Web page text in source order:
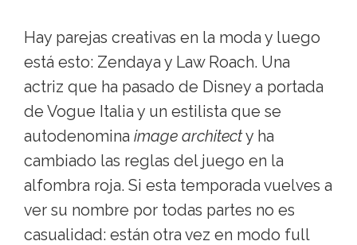
Hay parejas creativas en la moda y luego
está esto: Zendaya y Law Roach. Una
actriz que ha pasado de Disney a portada
de Vogue Italia y un estilista que se
autodenomina image architecty ha
cambiado las reglas del juego en la
alfombra roja. Si esta temporada vuelves a
ver su nombre por todas partes no es
casualidad: están otra vez en modo full